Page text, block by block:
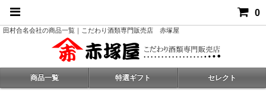
0
田村合名会社の商品一覧｜こだわり酒類専門販売店 赤塚屋
商品一覧 特選ギフト セレクト